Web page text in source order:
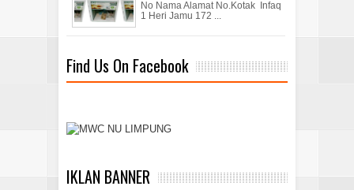
No Nama Alamat No.Kotak Infaq
1 Heri Jamu 172 ...
Find Us On Facebook
IKLAN BANNER